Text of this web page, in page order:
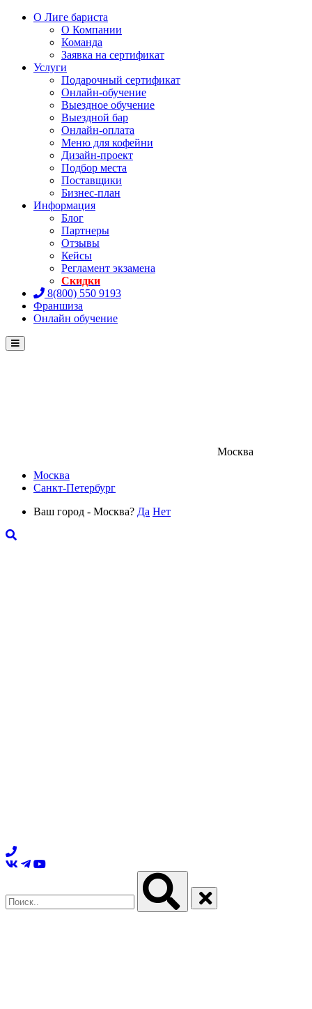
О Лиге бариста
О Компании
Команда
Заявка на сертификат
Услуги
Подарочный сертификат
Онлайн-обучение
Выездное обучение
Выездной бар
Онлайн-оплата
Меню для кофейни
Дизайн-проект
Подбор места
Поставщики
Бизнес-план
Информация
Блог
Партнеры
Отзывы
Кейсы
Регламент экзамена
Скидки
8(800) 550 9193
Франшиза
Онлайн обучение
Menu
Москва
Москва
Санкт-Петербург
Ваш город - Москва? Да Нет